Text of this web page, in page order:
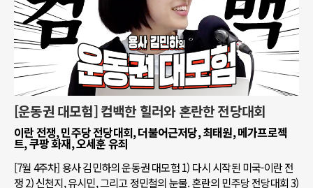
[운동권 대모험] 컴백한 힐러와 혼란한 전당대회
이란 전쟁, 민주당 전당대회, 더불어근저당, 최태원, 메가프로젝
트, 쿠팡 화재, 오세훈 유죄
[7월 4주차] 용사 김민하의 운동권 대모험 1) 다시 시작된 미국-이란 전
쟁 2) 신천지, 유시민, 그리고 정민철의 눈물. 혼란의 민주당 전당대회 3)